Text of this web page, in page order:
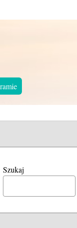
Szukaj